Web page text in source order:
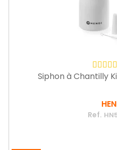
Siphon à Chantilly
Ref.